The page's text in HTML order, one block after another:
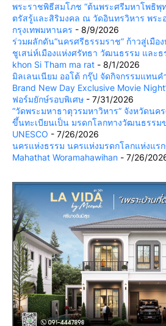
พระราชพิธีสมโภช “ต้นพระศรีมหาโพธิพุ
ตรัสรู้และสิริมงคล ณ วัดอินทรวิหาร พระ
กรุงเทพมหานคร - 8/9/2026
ร่วมผลักดัน“นครศรีธรรมราช” ก้าวสู่เมือ
ชูเสน่ห์เมืองแห่งศรัทธา วัฒนธรรม และธ
khon Si Tham ma rat - 8/1/2026
มิลเลนเนียม ออโต้ กรุ๊ป จัดกิจกรรมแทนค
Brand New Day Exclusive Movie
ฟอร์มยักษ์รอบพิเศษ - 7/31/2026
“วัดพระมหาธาตุวรมหาวิหาร” จังหวัดนค
ขึ้นทะเบียนเป็น มรดกโลกทางวัฒนธรรม
UNESCO - 7/26/2026
นครแห่งธรรม นครแห่งมรดกโลกแห่งแร
Mahathat Woramahawihan - 7/26/